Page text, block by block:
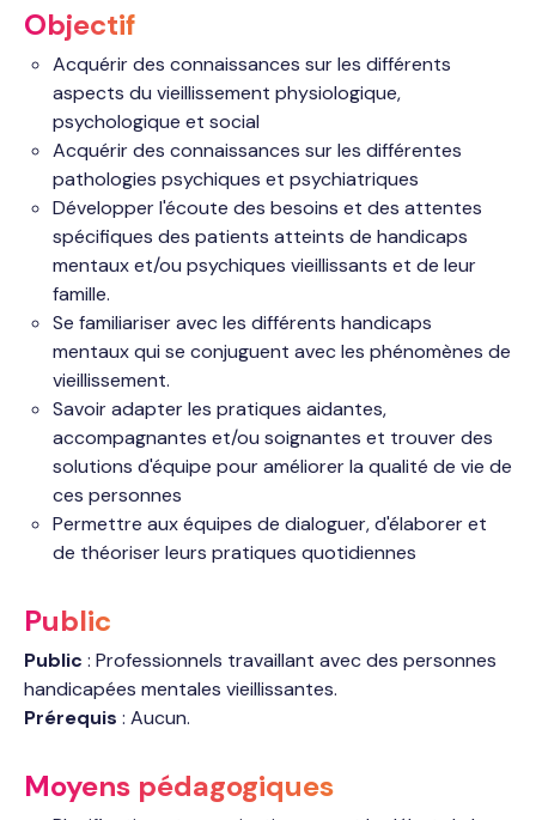
Objectif
Acquérir des connaissances sur les différents
aspects du vieillissement physiologique,
psychologique et social
Acquérir des connaissances sur les différentes
pathologies psychiques et psychiatriques
Développer l'écoute des besoins et des attentes
spécifiques des patients atteints de handicaps
mentaux et/ou psychiques vieillissants et de leur
famille.
Se familiariser avec les différents handicaps
mentaux qui se conjuguent avec les phénomènes de
vieillissement.
Savoir adapter les pratiques aidantes,
accompagnantes et/ou soignantes et trouver des
solutions d'équipe pour améliorer la qualité de vie de
ces personnes
Permettre aux équipes de dialoguer, d'élaborer et
de théoriser leurs pratiques quotidiennes
Public
Public : Professionnels travaillant avec des personnes
handicapées mentales vieillissantes.
Prérequis : Aucun.
Moyens pédagogiques